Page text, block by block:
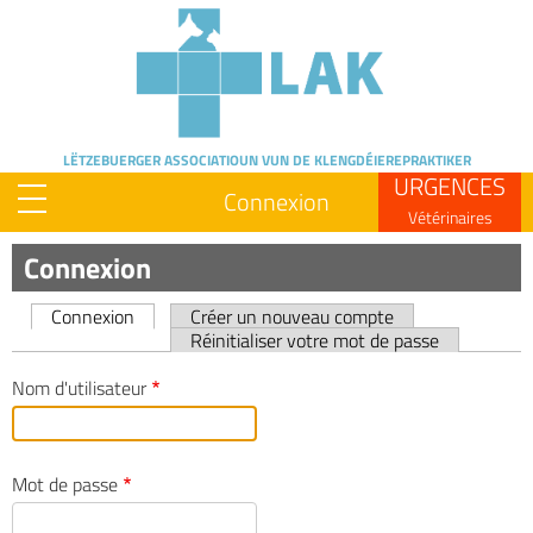
LËTZEBUERGER ASSOCIATIOUNVUN DE KLENGDÉIEREPRAKTIKER
URGENCES
Vétérinaires
Connexion
Connexion
Primary
tabs
Connexion
Créer un nouveau compte
Réinitialiser votre mot de passe
Nom d'utilisateur
Mot de passe